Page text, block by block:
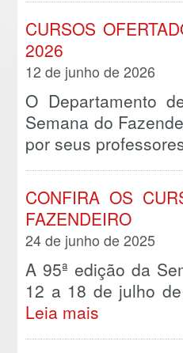
CURSOS
2026
12 de junho de 2026
O Departamento
Semana do
por seus
CONFIRA OS
FAZENDEIRO
24 de junho de 2025
A 95ª edição da
12 a 18 de julho
Leia mais